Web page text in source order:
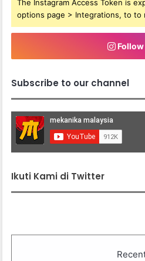
The Instagram Access Token is
options page > Integrations, to to
Subscribe to our channel
Ikuti Kami di Twitter